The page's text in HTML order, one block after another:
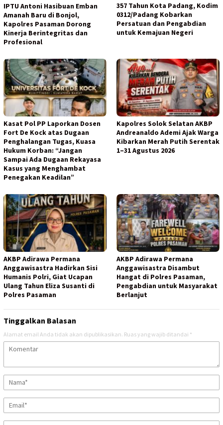
IPTU Antoni Hasibuan Emban
Amanah Baru di Bonjol,
Kapolres Pasaman Dorong
Kinerja Berintegritas dan
Profesional
357 Tahun Kota Padang, Kodim
0312/Padang Kobarkan
Persatuan dan Pengabdian
untuk Kemajuan Negeri
Kasat Pol PP Laporkan Dosen
Fort De Kock atas Dugaan
Penghalangan Tugas, Kuasa
Hukum Korban: “Jangan
Sampai Ada Dugaan Rekayasa
Kasus yang Menghambat
Penegakan Keadilan”
Kapolres Solok Selatan AKBP
Andreanaldo Ademi Ajak Warga
Kibarkan Merah Putih Serentak
1–31 Agustus 2026
AKBP Adirawa Permana
Anggawisastra Hadirkan Sisi
Humanis Polri, Giat Ucapan
Ulang Tahun Eliza Susanti di
Polres Pasaman
AKBP Adirawa Permana
Anggawisastra Disambut
Hangat di Polres Pasaman,
Pengabdian untuk Masyarakat
Berlanjut
Tinggalkan Balasan
Alamat email Anda tidak akan dipublikasikan. Ruas yang wajib ditandai *